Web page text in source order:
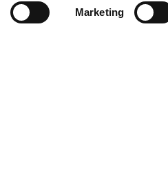
Marketing